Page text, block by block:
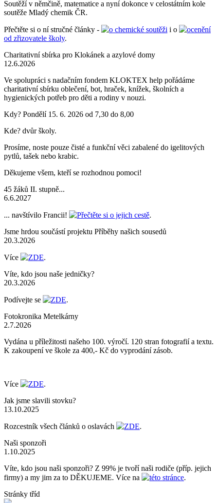
Soutěží v němčině, matematice a nyní dokonce v celostátním kole
soutěže Mladý chemik ČR.
Přečtěte si o ní stručné články - o chemické soutěži i o
ocenění
od zřizovatele školy.
Charitativní sbírka pro Klokánek a azylové domy
12.6.2026
Ve spolupráci s nadačním fondem KLOKTEX help pořádáme
charitativní sbírku oblečení, bot, hraček, knížek, školních a
hygienických potřeb pro děti a rodiny v nouzi.
Kdy? Pondělí 15. 6. 2026 od 7,30 do 8,00
Kde? dvůr školy.
Prosíme, noste pouze čisté a funkční věci zabalené do igelitových
pytlů, tašek nebo krabic.
Děkujeme všem, kteří se rozhodnou pomoci!
45 žáků II. stupně...
6.6.2027
... navštívilo Francii! Přečtěte si o jejich cestě.
Jsme hrdou součástí projektu Příběhy našich sousedů
20.3.2026
Více ZDE.
Víte, kdo jsou naše jedničky?
20.3.2026
Podívejte se ZDE.
Fotokronika Metelkárny
2.7.2026
Vydána u příležitosti našeho 100. výročí. 120 stran fotografií a textu.
K zakoupení ve škole za 400,- Kč do vyprodání zásob.
Více ZDE.
Jak jsme slavili stovku?
13.10.2025
Rozcestník všech článků o oslavách ZDE.
Naši sponzoři
1.10.2025
Víte, kdo jsou naši sponzoři? Z 99% je tvoří naši rodiče (příp. jejich
firmy) a my jim za to DĚKUJEME. Více na
této stránce.
Stránky tříd